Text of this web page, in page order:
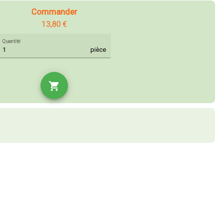
Commander
13,80 €
Quantité
pièce
shopping_cart